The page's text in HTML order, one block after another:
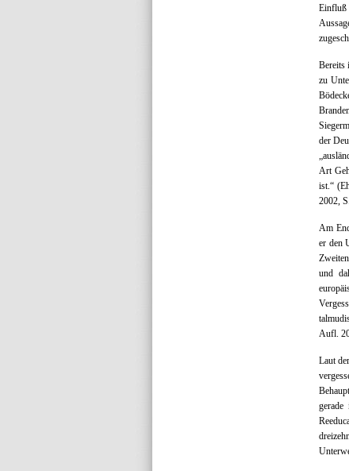
Einfluß
Bereits
zu
der
Art
ist.“
2002,
Am
er den
und
Aufl.
Laut